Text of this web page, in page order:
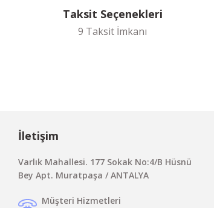
Taksit Seçenekleri
9 Taksit İmkanı
İletişim
Varlık Mahallesi. 177 Sokak No:4/B Hüsnü
Bey Apt. Muratpaşa / ANTALYA
Müşteri Hizmetleri